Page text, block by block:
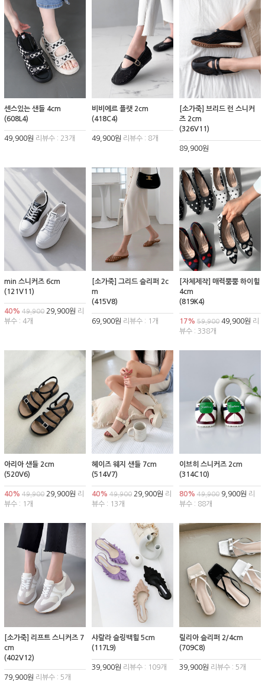
센스있는 샌들 4cm
(608L4)
49,900원 리뷰수 : 23개
비비에르 플랫 2cm
(418C4)
49,900원 리뷰수 : 8개
[소가죽] 브리드 런 스니커
즈 2cm
(326V11)
89,900원
min 스니커즈 6cm
(121V11)
40% 49,900 29,900원 리
뷰수 : 4개
[소가죽] 그리드 슬리퍼 2c
m
(415V8)
69,900원 리뷰수 : 1개
[자체제작] 매력뿜뿜 하이힐
4cm
(819K4)
17% 59,90049,900원 리
뷰수 : 338개
아리아 샌들 2cm
(520V6)
40% 49,900 29,900원 리
뷰수 : 1개
헤이즈 웨지 샌들 7cm
(514V7)
40% 49,90029,900원 리
뷰수 : 13개
이브히 스니커즈 2cm
(314C10)
80% 49,9009,900원 리
뷰수 : 88개
[소가죽] 리프트 스니커즈 7
cm
(402V12)
79,900원 리뷰수 : 5개
샤랄라 슬링백힐 5cm
(117L9)
39,900원 리뷰수 : 109개
릴리아 슬리퍼 2/4cm
(709C8)
39,900원 리뷰수 : 5개